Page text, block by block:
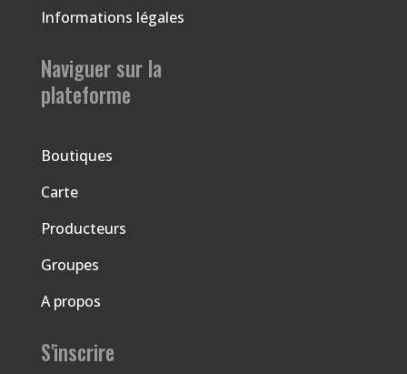
Informations légales
Naviguer sur la
plateforme
Boutiques
Carte
Producteurs
Groupes
A propos
S'inscrire